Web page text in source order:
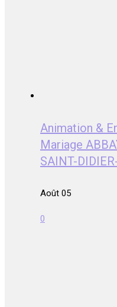
Animation &
Mariage
SAINT-
Août 05
0